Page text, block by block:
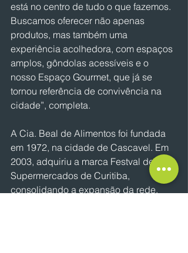
está no centro de tudo o que fazemos.
Buscamos oferecer não apenas
produtos, mas também uma
experiência acolhedora, com espaços
amplos, gôndolas acessíveis e o
nosso Espaço Gourmet, que já se
tornou referência de convivência na
cidade”, completa.
A Cia. Beal de Alimentos foi fundada
em 1972, na cidade de Cascavel. Em
2003, adquiriu a marca Festval de
Supermercados de Curitiba,
consolidando a expansão da rede,